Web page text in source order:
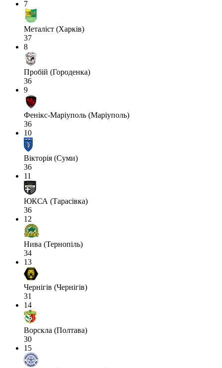
7
Металіст (Харків)
37
8
Пробій (Городенка)
36
9
Фенікс-Маріуполь (Маріуполь)
36
10
Вікторія (Суми)
36
11
ЮКСА (Тарасівка)
36
12
Нива (Тернопіль)
34
13
Чернігів (Чернігів)
31
14
Ворскла (Полтава)
30
15